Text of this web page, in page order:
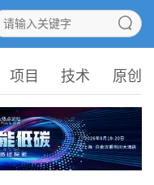
项目 技术 原创